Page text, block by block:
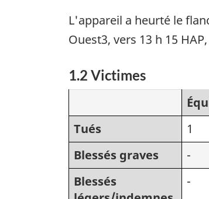
L'appareil a heurté le
Ouest3, vers 13 h 15
1.2 Victimes
Tués
1
Blessés graves
-
Blessés
-